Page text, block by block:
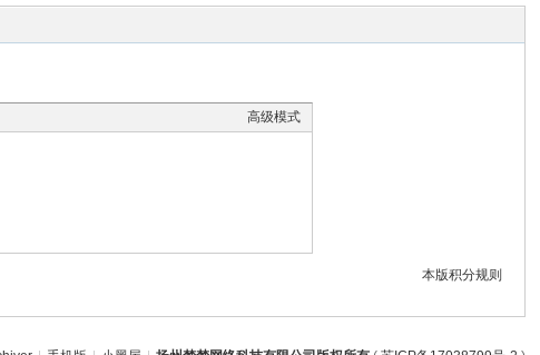
高级模式
本版积分规则